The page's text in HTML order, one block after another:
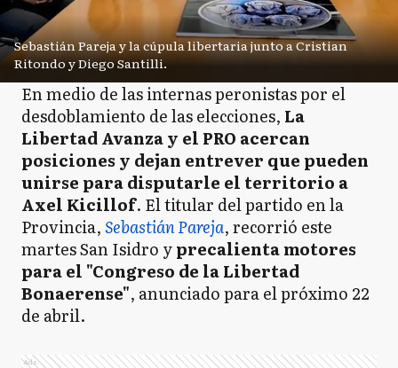
Sebastián Pareja y la cúpula libertaria junto a Cristian
Ritondo y Diego Santilli.
En medio de las internas peronistas por el
desdoblamiento de las elecciones, La
Libertad Avanza y el PRO acercan
posiciones y dejan entrever que pueden
unirse para disputarle el territorio a
Axel Kicillof. El titular del partido en la
Provincia,Sebastián Pareja, recorrió este
martes San Isidro yprecalienta motores
para el "Congreso de la Libertad
Bonaerense", anunciado para el próximo 22
de abril.
Ads